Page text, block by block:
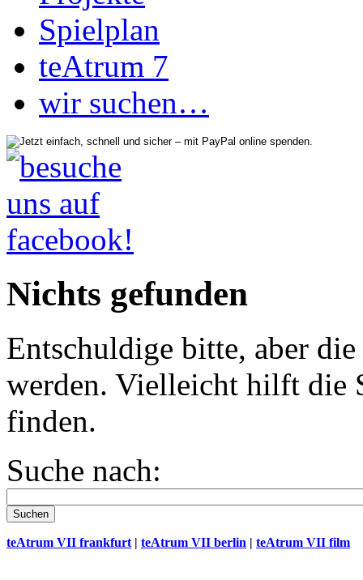
Spielplan
teAtrum 7
wir suchen…
Nichts gefunden
Entschuldige bitte, aber
werden. Vielleicht hilft die
finden.
Suche nach:
teAtrum VII frankfurt | teAtrum VII berlin | teAtrum VII film